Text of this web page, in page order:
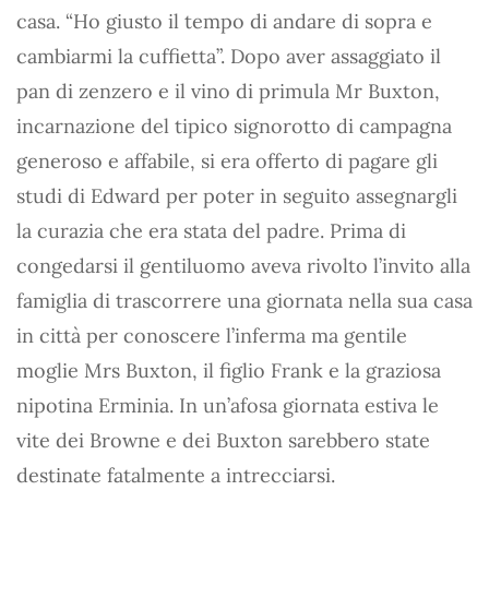
casa. “Ho giusto il tempo di andare di sopra e
cambiarmi la cuffietta”. Dopo aver assaggiato il
pan di zenzero e il vino di primula Mr Buxton,
incarnazione del tipico signorotto di campagna
generoso e affabile, si era offerto di pagare gli
studi di Edward per poter in seguito assegnargli
la curazia che era stata del padre. Prima di
congedarsi il gentiluomo aveva rivolto l’invito alla
famiglia di trascorrere una giornata nella sua casa
in città per conoscere l’inferma ma gentile
moglie Mrs Buxton, il figlio Frank e la graziosa
nipotina Erminia. In un’afosa giornata estiva le
vite dei Browne e dei Buxton sarebbero state
destinate fatalmente a intrecciarsi.